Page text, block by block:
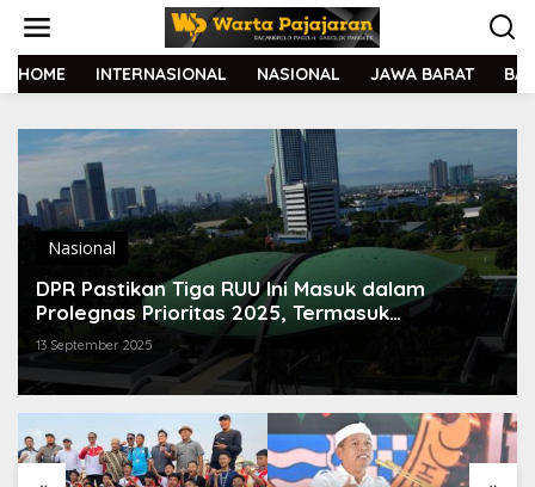
t
HOME INTERNASIONAL NASIONAL JAWA BARAT
Nasional
DPR Pastikan Tiga RUU Ini Masuk dalam
Prolegnas Prioritas 2025, Termasuk
Perampasan Aset
13 September 2025